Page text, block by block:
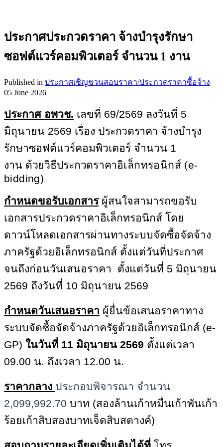
ประกาศประกวดราคา จ้างบำรุงรักษา
ซอฟต์แวร์คอมพิวเตอร์ จำนวน 1 งาน
Published in ประกาศเชิญชวนสอบราคา/ประกวดราคาซื้อจ้าง
05 June 2026
ประกาศ อพวช. เลขที่ 69/2569 ลงวันที่ 5
มิถุนายน 2569 เรื่อง ประกวดราคา จ้างบำรุง
รักษาซอฟต์แวร์คอมพิวเตอร์ จำนวน 1
งาน ด้วยวิธีประกวดราคาอิเล็กทรอนิกส์ (e-
bidding)
กำหนดขอรับเอกสารผู้สนใจสามารถขอรับ
เอกสารประกวดราคาอิเล็กทรอนิกส์ โดย
ดาวน์โหลดเอกสารผ่านทางระบบจัดซื้อจัดจ้าง
ภาครัฐด้วยอิเล็กทรอนิกส์ ตั้งแต่วันที่ประกาศ
จนถึงก่อนวันเสนอราคา ตั้งแต่วันที่ 5 มิถุนายน
2569 ถึงวันที่ 10 มิถุนายน 2569
กำหนดวันเสนอราคา ผู้ยื่นข้อเสนอราคาทาง
ระบบจัดซื้อจัดจ้างภาครัฐด้วยอิเล็กทรอนิกส์ (e-
GP) ในวันที่ 11 มิถุนายน 2569 ตั้งแต่เวลา
09.00 น. ถึงเวลา 12.00 น.
ราคากลาง ประกอบพิจารณา จำนวน
2,099,992.70 บาท (สองล้านเก้าหมื่นเก้าพันเก้า
ร้อยเก้าสิบสองบาทเจ็ดสิบสตางค์)